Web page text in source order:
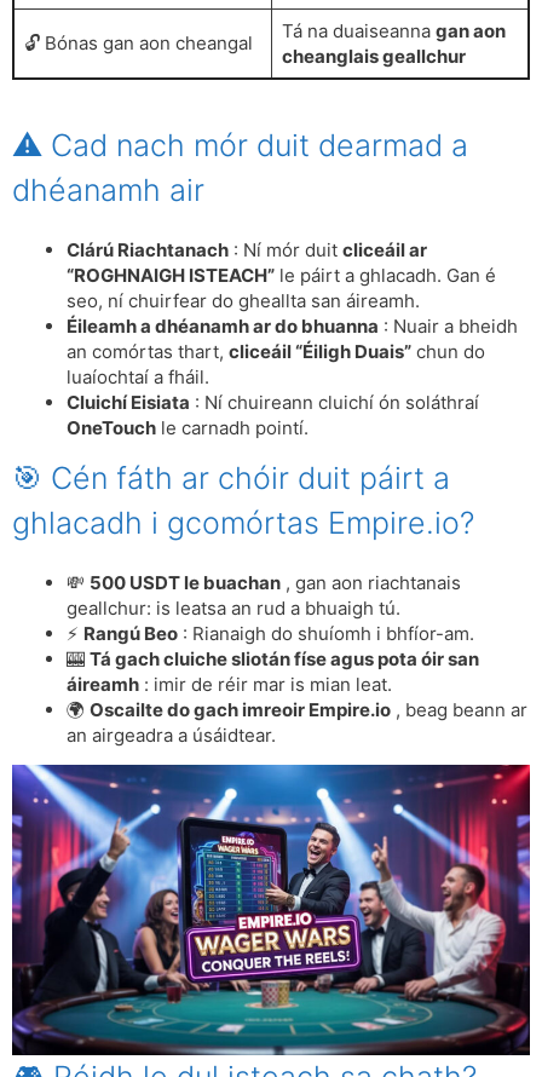
🔓 Bónas gan aon cheangal
Tá na duaiseanna gan aon
cheanglais geallchur
⚠️ Cad nach mór duit dearmad a
dhéanamh air
Clárú Riachtanach : Ní mór duit cliceáil ar
“ROGHNAIGH ISTEACH” le páirt a ghlacadh. Gan é
seo, ní chuirfear do gheallta san áireamh.
Éileamh a dhéanamh ar do bhuanna : Nuair a bheidh
an comórtas thart, cliceáil “Éiligh Duais” chun do
luaíochtaí a fháil.
Cluichí Eisiata : Ní chuireann cluichí ón soláthraí
OneTouch le carnadh pointí.
🎯 Cén fáth ar chóir duit páirt a
ghlacadh i gcomórtas Empire.io?
💸 500 USDT le buachan , gan aon riachtanais
geallchur: is leatsa an rud a bhuaigh tú.
⚡ Rangú Beo : Rianaigh do shuíomh i bhfíor-am.
🎰 Tá gach cluiche sliotán físe agus pota óir san
áireamh : imir de réir mar is mian leat.
🌍 Oscailte do gach imreoir Empire.io , beag beann ar
an airgeadra a úsáidtear.